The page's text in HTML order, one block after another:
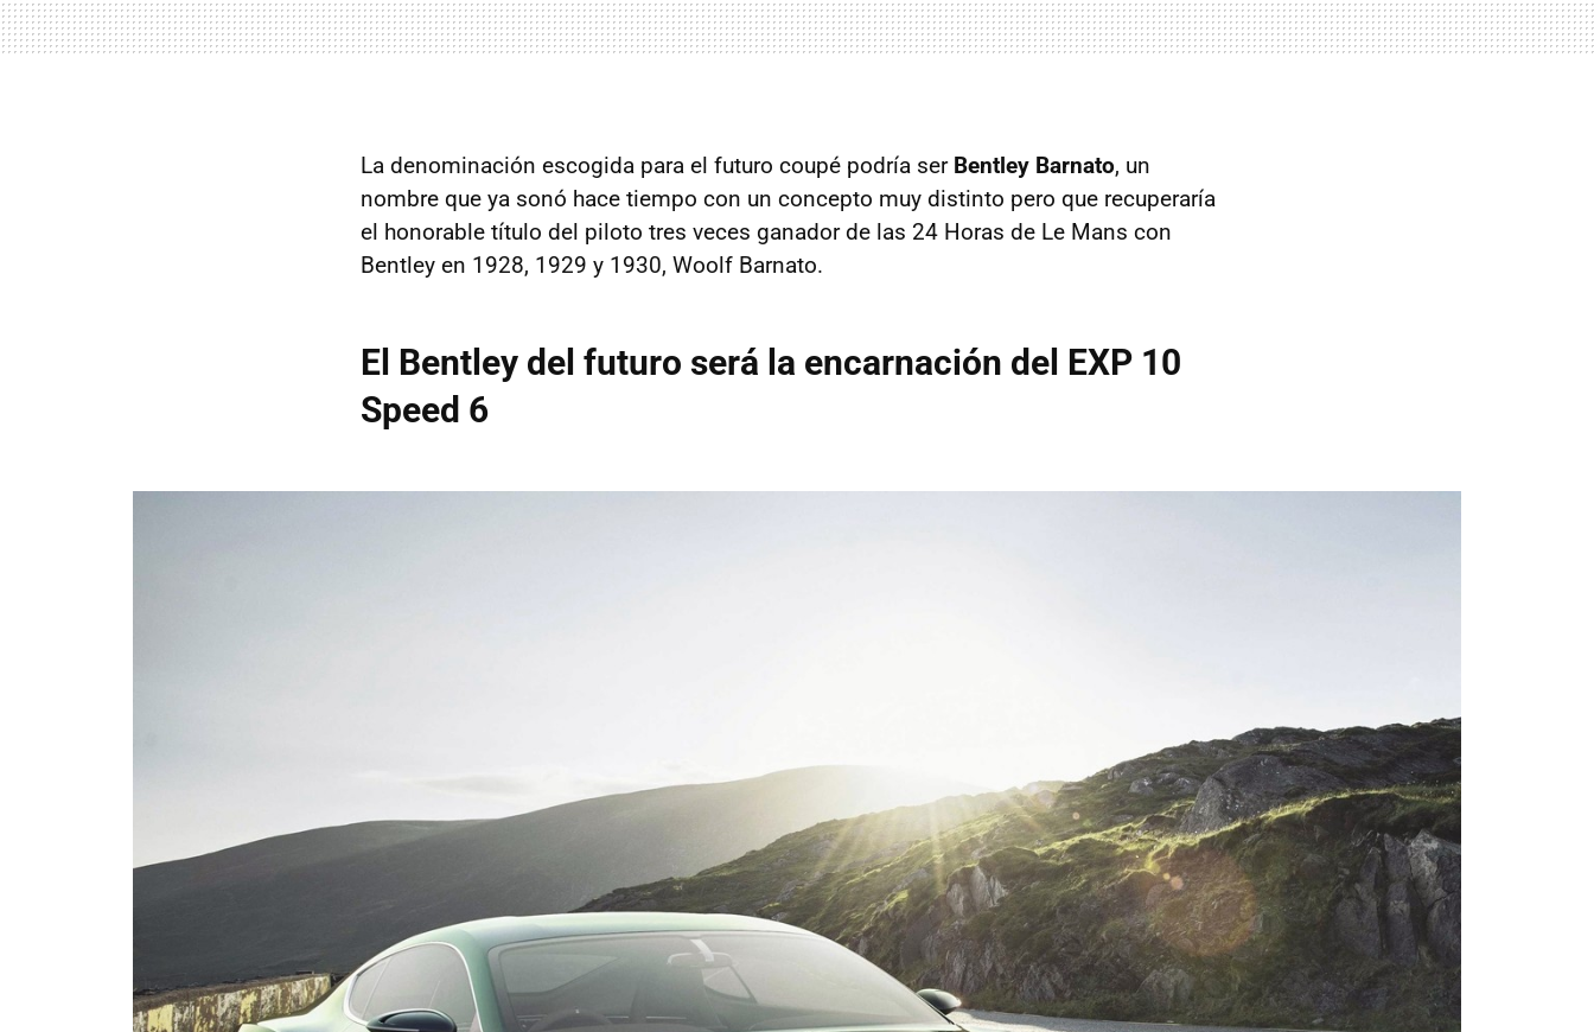
La denominación escogida para el futuro coupé podría ser Bentley Barnato, un
nombre que ya sonó hace tiempo con un concepto muy distinto pero que recuperaría
el honorable título del piloto tres veces ganador de las 24 Horas de Le Mans con
Bentley en 1928, 1929 y 1930, Woolf Barnato.
El Bentley del futuro será la encarnación del EXP 10
Speed 6